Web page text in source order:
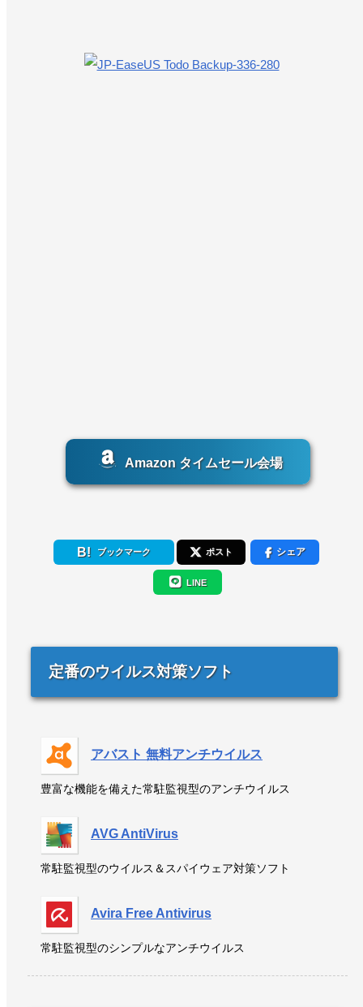
Amazon タイムセール会場
ブックマーク ポスト シェア
LINE
定番のウイルス対策ソフト
アバスト 無料アンチウイルス
豊富な機能を備えた常駐監視型のアンチウイルス
AVG AntiVirus
常駐監視型のウイルス＆スパイウェア対策ソフト
Avira Free Antivirus
常駐監視型のシンプルなアンチウイルス